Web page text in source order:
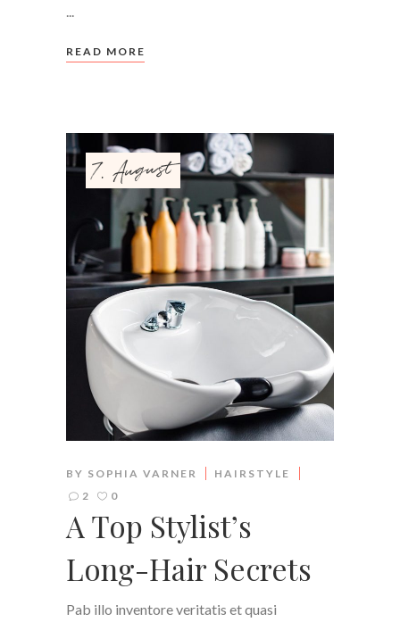
READ MORE
7. August
BY SOPHIA VARNER
HAIRSTYLE
2
0
A Top Stylist’s
Long-Hair Secrets
Pab illo inventore veritatis et quasi